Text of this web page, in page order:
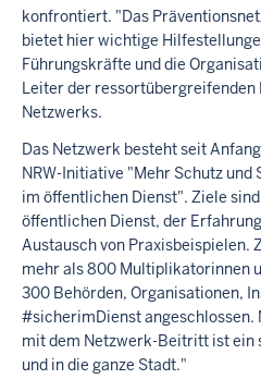
v
e
n
t
i
o
n
s
n
e
t
z
w
e
r
k
#
konfrontiert. "Das
bietet hier wichtige
Führungskräfte und die
Leiter der ressortübergreifenden
Netzwerks.
Das Netzwerk besteht seit
NRW-Initiative "Mehr Schutz
im öffentlichen Dienst". Ziele
öffentlichen Dienst, der
Austausch von Praxisbeispielen.
mehr als 800 Multiplikatorinnen
300 Behörden, Organisationen,
#sicherimDienst angeschlossen.
mit dem Netzwerk-Beitritt ist ein
und in die ganze Stadt."